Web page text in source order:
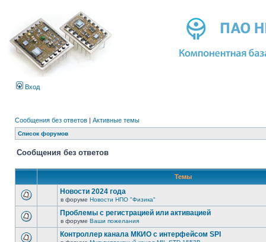
Вход
Сообщения без ответов | Активные темы
Список форумов
Сообщения без ответов
Темы
Новости 2024 года
в форуме Новости НПО "Физика"
Проблемы с регистрацией или активацией
в форуме Ваши пожелания
Контроллер канала МКИО с интерфейсом SPI